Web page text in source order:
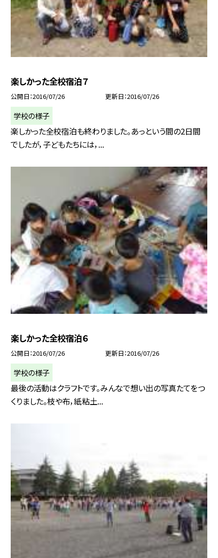
楽しかった全校宿泊７
公開日 2016/07/26 更新日 2016/07/26
学校の様子
楽しかった全校宿泊も終わりました。あっという間の2日間
でしたが，子どもたちには，...
楽しかった全校宿泊６
公開日 2016/07/26 更新日 2016/07/26
学校の様子
最後の活動はクラフトです。みんなで想い出の写真たてをつ
くりました。枝や布，紙粘土...